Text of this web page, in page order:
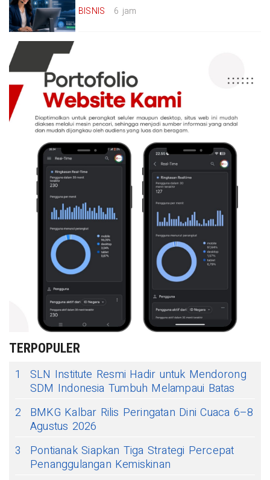
BISNIS 6 jam
TERPOPULER
1
SLN Institute Resmi Hadir untuk Mendorong
SDM Indonesia Tumbuh Melampaui Batas
2
BMKG Kalbar Rilis Peringatan Dini Cuaca 6–8
Agustus 2026
3
Pontianak Siapkan Tiga Strategi Percepat
Penanggulangan Kemiskinan